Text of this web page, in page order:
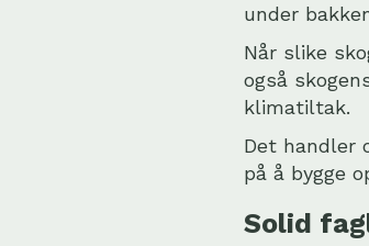
under
Når slike
også
klimatiltak.
Det handler
på å bygge
Solid